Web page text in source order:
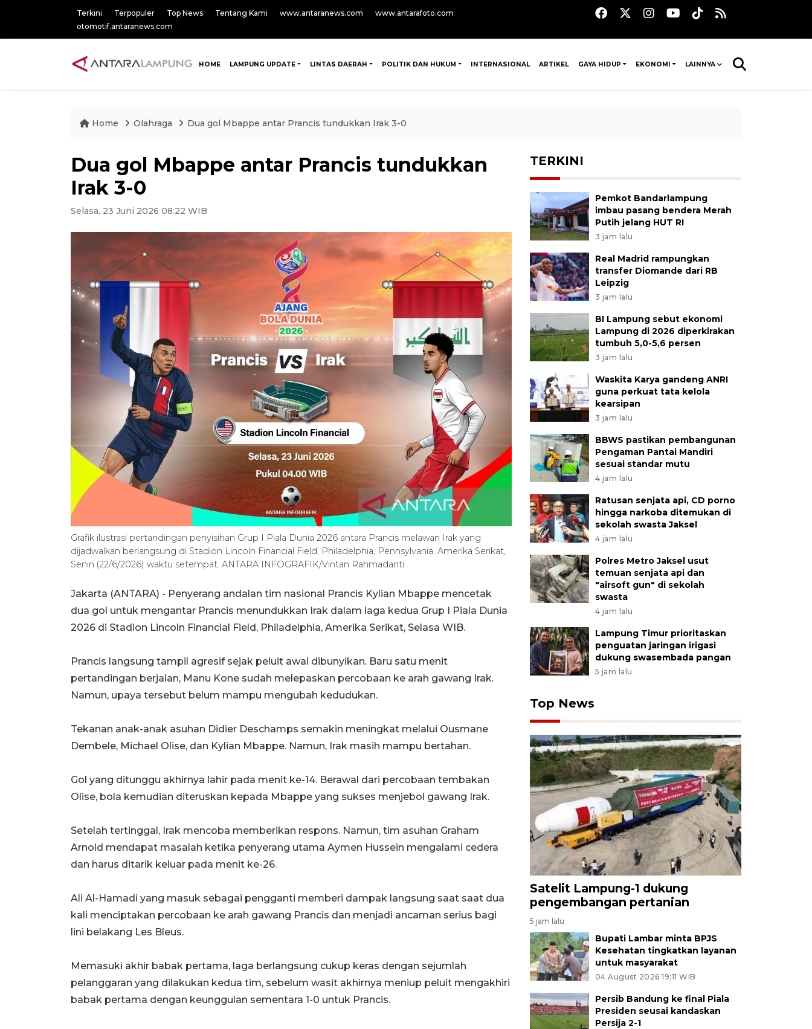
Terkini Terpopuler Top News Tentang Kami www.antaranews.com
www.antarafoto.com
otomotif.antaranews.com
HOME LAMPUNG UPDATE LINTAS DAERAH POLITIK DAN HUKUM INTERNASIONAL ARTIKEL GAYA HIDUP EKONOMI LAINNYA
Home Olahraga Dua gol Mbappe antar Prancis tundukkan Irak 3-0
Dua gol Mbappe antar Prancis tundukkan
Irak 3-0
Selasa, 23 Juni 2026 08:22 WIB
Grafik ilustrasi pertandingan penyisihan Grup I Piala Dunia 2026 antara Prancis melawan Irak yang
dijadwalkan berlangsung di Stadion Lincoln Financial Field, Philadelphia, Pennsylvania, Amerika Serikat,
Senin (22/6/2026) waktu setempat. ANTARA INFOGRAFIK/Vintan Rahmadanti
Jakarta (ANTARA) - Penyerang andalan tim nasional Prancis Kylian Mbappe mencetak
dua gol untuk mengantar Prancis menundukkan Irak dalam laga kedua Grup I Piala Dunia
2026 di Stadion Lincoln Financial Field, Philadelphia, Amerika Serikat, Selasa WIB.
Prancis langsung tampil agresif sejak peluit awal dibunyikan. Baru satu menit
pertandingan berjalan, Manu Kone sudah melepaskan percobaan ke arah gawang Irak.
Namun, upaya tersebut belum mampu mengubah kedudukan.
Tekanan anak-anak asuhan Didier Deschamps semakin meningkat melalui Ousmane
Dembele, Michael Olise, dan Kylian Mbappe. Namun, Irak masih mampu bertahan.
Gol yang ditunggu akhirnya lahir pada menit ke-14. Berawal dari percobaan tembakan
Olise, bola kemudian diteruskan kepada Mbappe yang sukses menjebol gawang Irak.
Setelah tertinggal, Irak mencoba memberikan respons. Namun, tim asuhan Graham
Arnold mendapat masalah ketika penyerang utama Aymen Hussein mengalami cedera
dan harus ditarik keluar pada menit ke-26.
Ali Al-Hamadi yang masuk sebagai pengganti memberi dampak langsung saat saat dua
kali menciptakan percobaan ke arah gawang Prancis dan menjadi ancaman serius bagi
lini belakang Les Bleus.
Memasuki akhir babak pertama, laga berlangsung cukup keras dengan sejumlah
pelanggaran yang dilakukan kedua tim, sebelum wasit akhirnya meniup peluit mengakhiri
babak pertama dengan keunggulan sementara 1-0 untuk Prancis.
TERKINI
Pemkot Bandarlampung
imbau pasang bendera Merah
Putih jelang HUT RI
3 jam lalu
Real Madrid rampungkan
transfer Diomande dari RB
Leipzig
3 jam lalu
BI Lampung sebut ekonomi
Lampung di 2026 diperkirakan
tumbuh 5,0-5,6 persen
3 jam lalu
Waskita Karya gandeng ANRI
guna perkuat tata kelola
kearsipan
3 jam lalu
BBWS pastikan pembangunan
Pengaman Pantai Mandiri
sesuai standar mutu
4 jam lalu
Ratusan senjata api, CD porno
hingga narkoba ditemukan di
sekolah swasta Jaksel
4 jam lalu
Polres Metro Jaksel usut
temuan senjata api dan
"airsoft gun" di sekolah
swasta
4 jam lalu
Lampung Timur prioritaskan
penguatan jaringan irigasi
dukung swasembada pangan
5 jam lalu
Top News
Satelit Lampung-1 dukung
pengembangan pertanian
5 jam lalu
Bupati Lambar minta BPJS
Kesehatan tingkatkan layanan
untuk masyarakat
04 August 2026 19:11 WIB
Persib Bandung ke final Piala
Presiden seusai kandaskan
Persija 2-1